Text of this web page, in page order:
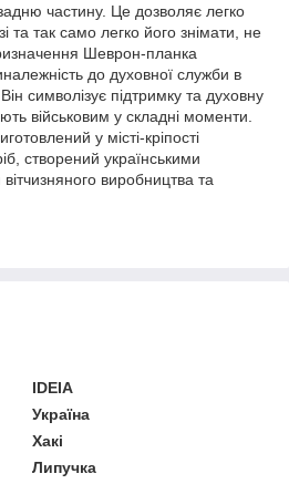
частину. Це дозволяє легко
та так само легко його знімати, не
Шеврон-планка
до духовної служби в
символізує підтримку та духовну
військовим у складні моменти.
у місті-кріпості
створений українськими
виробництва та
IDEIA
Україна
Хакі
Липучка